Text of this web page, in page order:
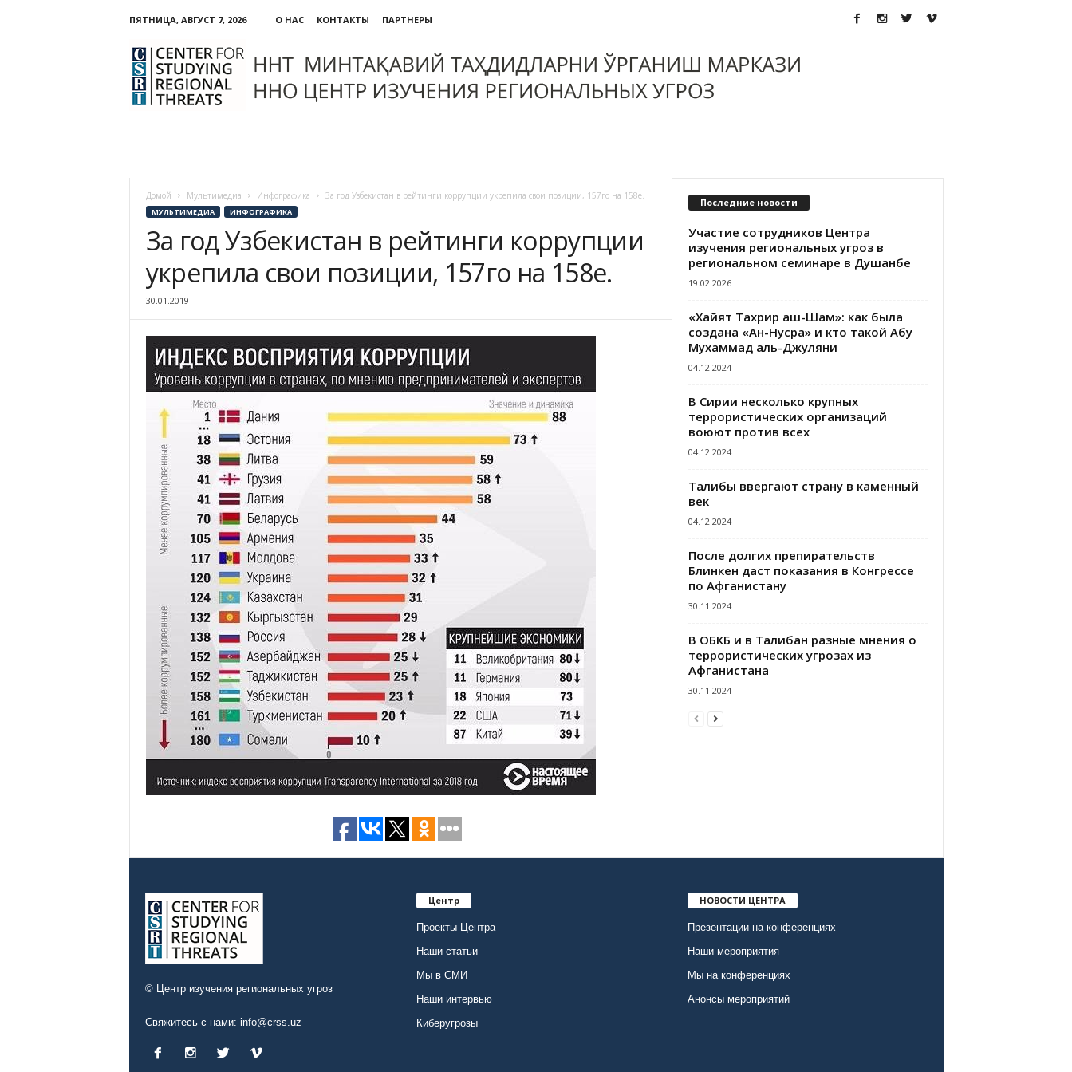
ПЯТНИЦА, АВГУСТ 7, 2026 О НАС КОНТАКТЫ
ПАРТНЕРЫ
Центр
изучения
региональных
угроз
Домой Мультимедиа Инфографика За год Узбекистан в рейтинги коррупции укрепила свои позиции, 157го на 158е.
МУЛЬТИМЕДИА ИНФОГРАФИКА
За год Узбекистан в рейтинги коррупции
укрепила свои позиции, 157го на 158е.
30.01.2019
Последние новости
Участие сотрудников Центра
изучения региональных угроз в
региональном семинаре в Душанбе
19.02.2026
«Хайят Тахрир аш-Шам»: как была
создана «Ан-Нусра» и кто такой Абу
Мухаммад аль-Джуляни
04.12.2024
В Сирии несколько крупных
террористических организаций
воюют против всех
04.12.2024
Талибы ввергают страну в каменный
век
04.12.2024
После долгих препирательств
Блинкен даст показания в Конгрессе
по Афганистану
30.11.2024
В ОБКБ и в Талибан разные мнения о
террористических угрозах из
Афганистана
30.11.2024
© Центр изучения региональных угроз
Свяжитесь с нами: info@crss.uz
Центр
Проекты Центра
Наши статьи
Мы в СМИ
Наши интервью
Киберугрозы
НОВОСТИ ЦЕНТРА
Презентации на конференциях
Наши мероприятия
Мы на конференциях
Анонсы мероприятий